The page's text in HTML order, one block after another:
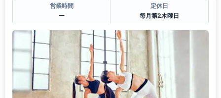
営業時間
ー
定休日
毎月第2木曜日